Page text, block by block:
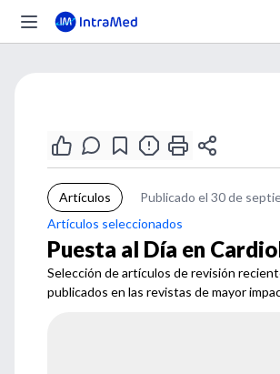
Artículos
Publicado el 30 de
Artículos seleccionados
Puesta al Día en
Selección de artículos de revisión
publicados en las revistas de mayor